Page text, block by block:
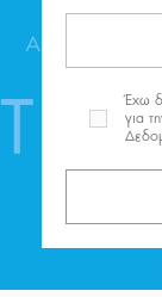
Έχω
για